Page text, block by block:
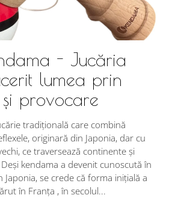
- Jucăria
lumea prin
provocare
tradițională care combină
originară din Japonia, dar cu
ce traversează continente și
kendama a devenit cunoscută în
Japonia, se crede că forma inițială a
în Franța , în secolul...